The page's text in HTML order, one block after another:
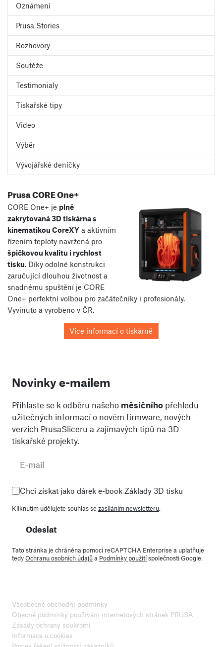
Oznámení
Prusa Stories
Rozhovory
Soutěže
Testimonialy
Tiskařské tipy
Video
Výběr
Vývojářské deníčky
Prusa CORE One+
CORE One+ je plně
zakrytovaná 3D tiskárna s
kinematikou CoreXY a aktivním
řízením teploty navržená pro
špičkovou kvalitu i rychlost
tisku. Díky odolné konstrukci
zaručující dlouhou životnost a
snadnému spuštění je CORE
One+ perfektní volbou pro začátečníky i profesionály.
Vyvinuto a vyrobeno v ČR.
Více informací o tiskárně
Novinky e-mailem
Přihlaste se k odběru našeho měsíčního přehledu
užitečných informací o novém firmware, nových
verzích PrusaSliceru a zajímavých tipů na 3D
tiskařské projekty.
Chci získat jako dárek e-book Základy 3D tisku
Kliknutím udělujete souhlas se zasíláním newsletteru.
Odeslat
Tato stránka je chráněna pomocí reCAPTCHA Enterprise a uplatňuje
tedyOchranu osobních údajůa Podmínky použitíspolečnosti Google.
Všeobecné obchodní podmínky
Obecné podmínky používání internetových stránek PRUSA
Zásady ochrany soukromí
Informace o cookies